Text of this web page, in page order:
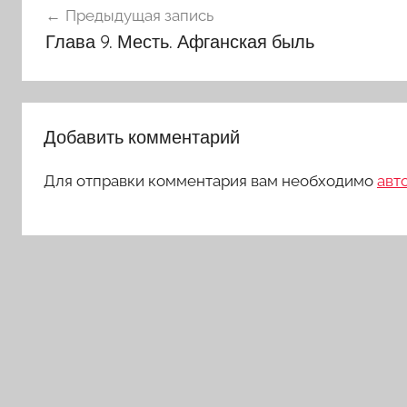
по
Предыдущая запись
Глава 9. Месть. Афганская быль
Добавить комментарий
Для отправки комментария вам необходимо